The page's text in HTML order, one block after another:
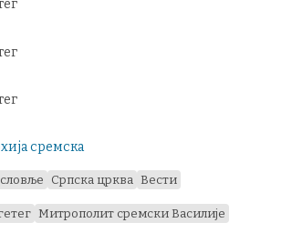
сремска
Српска црква Вести
Митрополит сремски Василије